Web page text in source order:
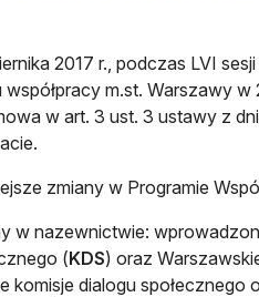
2017 r., podczas LVI
współpracy m.st. Warszawy
w art. 3 ust. 3 ustawy z
zmiany w Programie
w nazewnictwie:
(KDS) oraz
komisje dialogu społecznego